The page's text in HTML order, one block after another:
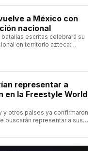
a México con
nacional
escritas celebrará su
en territorio azteca:
representar a
en la Freestyle World
y otros países ya confirmaron
buscarán representar a sus